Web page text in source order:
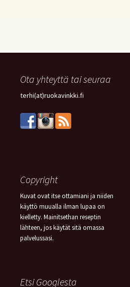
Ota yhteyttä tai seuraa
terhi(at)ruokavinkki.fi
Copyright
Kuvat ovat itse ottamiani ja niiden
käyttö muualla ilman lupaa on
kielletty. Mainitsethan reseptin
lähteen, jos käytät sitä omassa
palvelussasi.
Etsi Googlesta